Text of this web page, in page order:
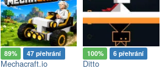
89% 47 přehrání
Mechacraft.io
100% 6 přehrání
Ditto